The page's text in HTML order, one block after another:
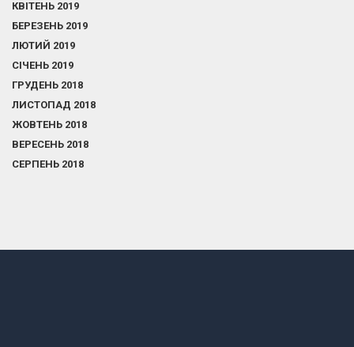
КВІТЕНЬ 2019
БЕРЕЗЕНЬ 2019
ЛЮТИЙ 2019
СІЧЕНЬ 2019
ГРУДЕНЬ 2018
ЛИСТОПАД 2018
ЖОВТЕНЬ 2018
ВЕРЕСЕНЬ 2018
СЕРПЕНЬ 2018